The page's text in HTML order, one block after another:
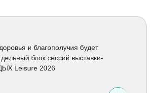
и благополучия будет
блок сессий выставки-
Leisure 2026